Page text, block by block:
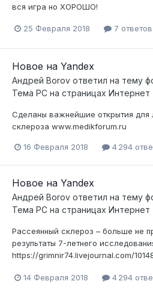
вся игра но ХОРОШО!
25 Февраля 2018 7 ответов
Новое на Yandex
Андрей Borov ответил на тему
Тема РС на страницах Интернет
Сделаны важнейшие открытия для
склероза www.medikforum.ru
16 Февраля 2018 4 294
Новое на Yandex
Андрей Borov ответил на тему
Тема РС на страницах Интернет
Рассеянный склероз – больше не
результаты 7-летнего
https://grimnir74.livejournal.com/
14 Февраля 2018 4 294